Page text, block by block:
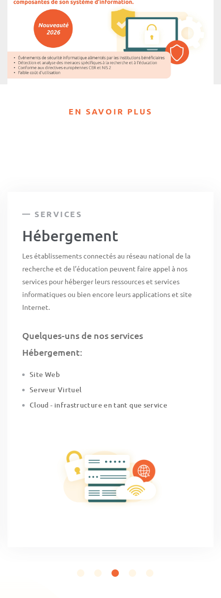
EN SAVOIR PLUS
SERVICES
Hébergement
Les établissements connectés au réseau national de la
recherche et de l’éducation peuvent faire appel à nos
services pour héberger leurs ressources et services
informatiques ou bien encore leurs applications et site
Internet.
Quelques-uns de nos services
Hébergement:
Site Web
Serveur Virtuel
Cloud - infrastructure en tant que service